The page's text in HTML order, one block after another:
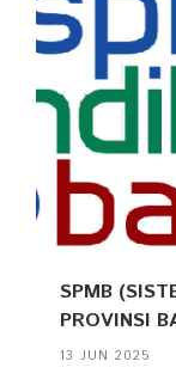
SPMB
PROVINSI
13 JUN 2025